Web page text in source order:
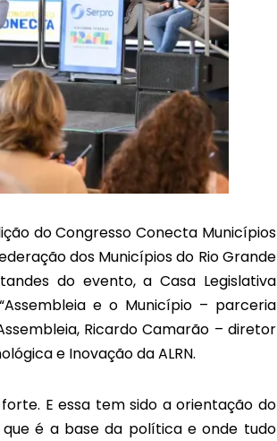
do Congresso Conecta Municípios
dos Municípios do Rio Grande
do evento, a Casa Legislativa
e o Município – parceria
Ricardo Camarão – diretor
e Inovação da ALRN.
E essa tem sido a orientação do
que é a base da política e onde tudo